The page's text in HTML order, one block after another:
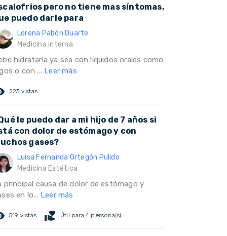
pero no tiene mas síntomas,
puedo darle para
Lorena Pabón Duarte
Medicina interna
hidratarla ya sea con líquidos orales como
o con ... Leer más
223 vistas
le puedo dar a mi hijo de 7 años si
con dolor de estómago y con
gases?
Luisa Fernanda Ortegón Pulido
Medicina Estética
principal causa de dolor de estómago y
en lo... Leer más
519 vistas volunteer_activism Útil para 4 persona(s)